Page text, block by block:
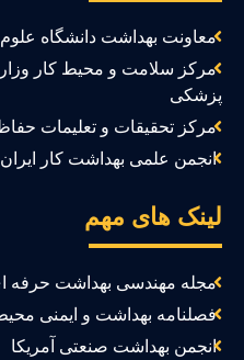
معاونت بهداشت دانشگاه علوم
مرکز سلامت و محیط کار
مرکز تحقیقات و تعلیمات
انجمن علمی بهداشت کار ایران
های مهم
مجله مهندسی بهداشت حرفه ای
فصلنامه بهداشت و ایمنی محیط
انجمن بهداشت صنعتی آمریکا